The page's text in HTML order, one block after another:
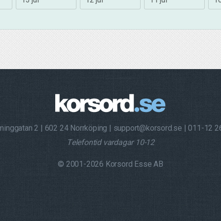
2 602 24 Norrköping support@korsord.se
011-12
Telefontid vardagar 10-12
© 2001-2026 Korsord Esse AB